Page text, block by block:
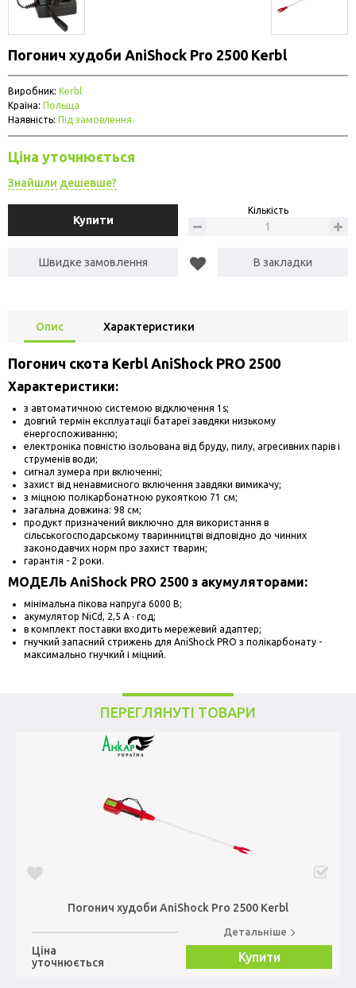
Погонич худоби AniShock Pro 2500 Kerbl
Виробник: Kerbl
Країна: Польща
Наявність: Під замовлення
Ціна уточнюється
Знайшли дешевше?
Купити
Кількість
Швидке замовлення В закладки
Опис Характеристики
Погонич скота Kerbl AniShock PRO 2500
Характеристики:
з автоматичною системою відключення 1s;
довгий термін експлуатації батареї завдяки низькому
енергоспоживанню;
електроніка повністю ізольована від бруду, пилу, агресивних парів і
струменів води;
сигнал зумера при включенні;
захист від ненавмисного включення завдяки вимикачу;
з міцною полікарбонатною рукояткою 71 см;
загальна довжина: 98 см;
продукт призначений виключно для використання в
сільськогосподарському тваринництві відповідно до чинних
законодавчих норм про захист тварин;
гарантія - 2 роки.
МОДЕЛЬ AniShock PRO 2500 з акумуляторами:
мінімальна пікова напруга 6000 В;
акумулятор NiCd, 2,5 А · год;
в комплект поставки входить мережевий адаптер;
гнучкий запасний стрижень для AniShock PRO з полікарбонату -
максимально гнучкий і міцний.
ПЕРЕГЛЯНУТІ ТОВАРИ
Погонич худоби AniShock Pro 2500 Kerbl
Ціна
уточнюється
Детальніше
Купити